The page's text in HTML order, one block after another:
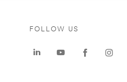
FOLLOW US